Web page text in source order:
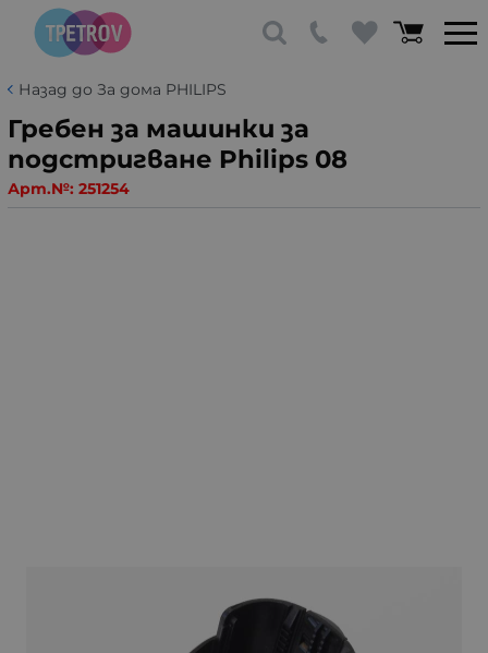
Назад до За дома PHILIPS
Гребен за машинки за
подстригване Philips 08
Арт.№: 251254